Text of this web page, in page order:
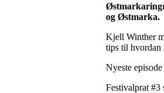
og Østmarka.
Kjell Winther
tips til hvordan
Nyeste
Festivalprat #3